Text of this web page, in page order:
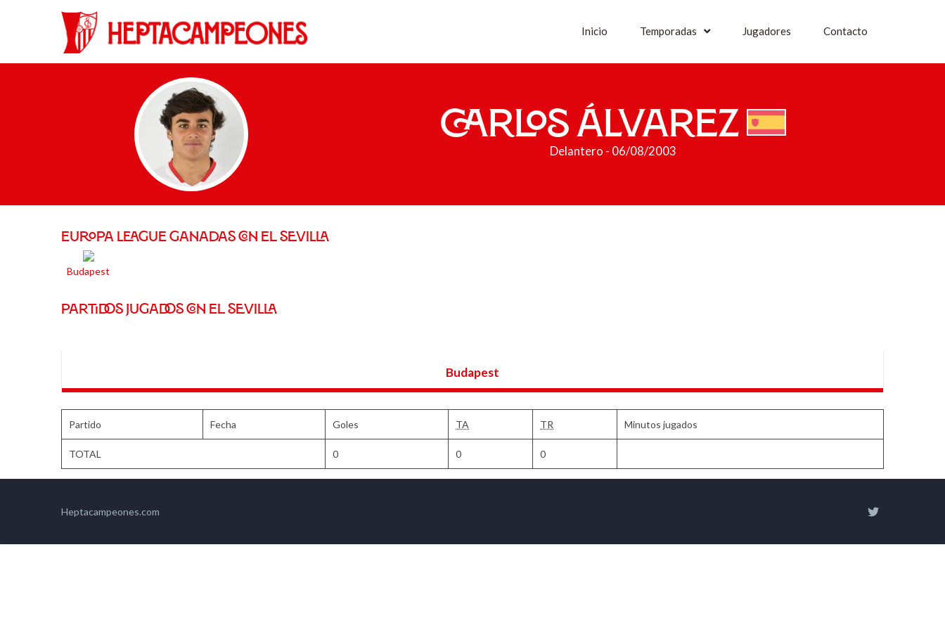
Inicio Temporadas Jugadores Contacto
Carlos Álvarez
Delantero - 06/08/2003
EUROPA LEAGUE GANADAS CON EL SEVILLA
Budapest
PARTIDOS JUGADOS CON EL SEVILLA
Budapest
Partido Fecha Goles TA TR Minutos jugados
TOTAL 0 0 0
Heptacampeones.com